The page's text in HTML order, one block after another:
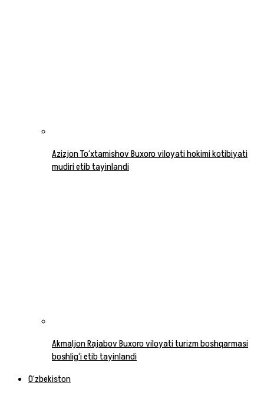
Azizjon To‘xtamishov Buxoro viloyati hokimi kotibiyati
mudiri etib tayinlandi
Akmaljon Rajabov Buxoro viloyati turizm boshqarmasi
boshlig‘i etib tayinlandi
O‘zbekiston